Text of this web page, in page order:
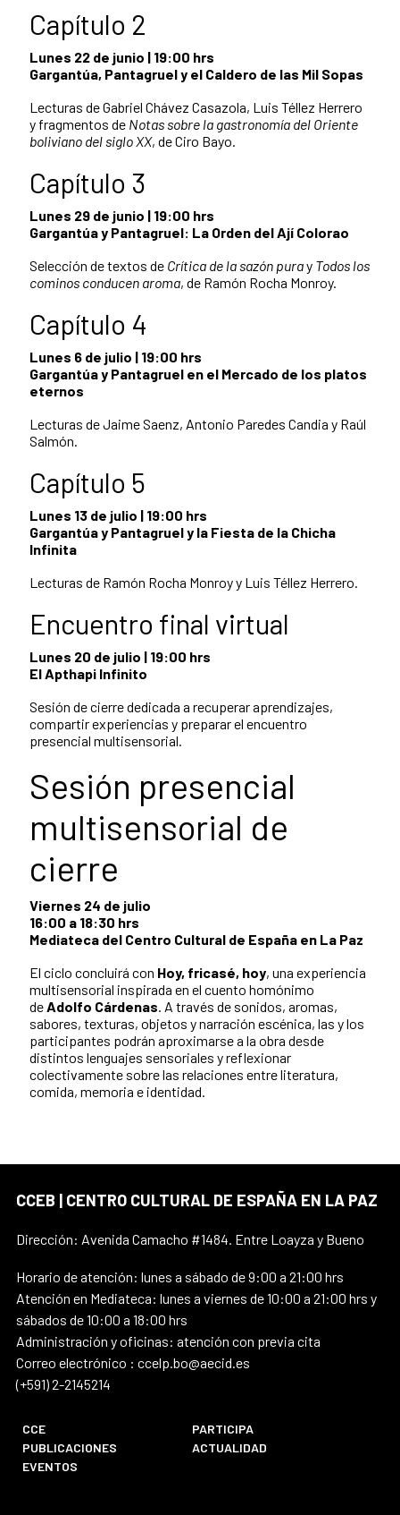
Capítulo 2
Lunes 22 de junio | 19:00 hrs
Gargantúa, Pantagruel y el Caldero de las Mil Sopas
Lecturas de Gabriel Chávez Casazola, Luis Téllez Herrero
y fragmentos de Notas sobre la gastronomía del Oriente
boliviano del siglo XX, de Ciro Bayo.
Capítulo 3
Lunes 29 de junio | 19:00 hrs
Gargantúa y Pantagruel: La Orden del Ají Colorao
Selección de textos de Crítica de la sazón puray Todos los
cominos conducen aroma, de Ramón Rocha Monroy.
Capítulo 4
Lunes 6 de julio | 19:00 hrs
Gargantúa y Pantagruel en el Mercado de los platos
eternos
Lecturas de Jaime Saenz, Antonio Paredes Candia y Raúl
Salmón.
Capítulo 5
Lunes 13 de julio | 19:00 hrs
Gargantúa y Pantagruel y la Fiesta de la Chicha
Infinita
Lecturas de Ramón Rocha Monroy y Luis Téllez Herrero.
Encuentro final virtual
Lunes 20 de julio | 19:00 hrs
El Apthapi Infinito
Sesión de cierre dedicada a recuperar aprendizajes,
compartir experiencias y preparar el encuentro
presencial multisensorial.
Sesión presencial
multisensorial de
cierre
Viernes 24 de julio
16:00 a 18:30 hrs
Mediateca del Centro Cultural de España en La Paz
El ciclo concluirá con Hoy, fricasé, hoy, una experiencia
multisensorial inspirada en el cuento homónimo
deAdolfo Cárdenas. A través de sonidos, aromas,
sabores, texturas, objetos y narración escénica, las y los
participantes podrán aproximarse a la obra desde
distintos lenguajes sensoriales y reflexionar
colectivamente sobre las relaciones entre literatura,
comida, memoria e identidad.
CCEB | CENTRO CULTURAL DE ESPAÑA EN LA PAZ
Dirección: Avenida Camacho #1484. Entre Loayza y Bueno
Horario de atención: lunes a sábado de 9:00 a 21:00 hrs
Atención en Mediateca: lunes a viernes de 10:00 a 21:00 hrs y
sábados de 10:00 a 18:00 hrs
Administración y oficinas: atención con previa cita
Correo electrónico : ccelp.bo@aecid.es
(+591) 2-2145214
CCE
PARTICIPA
PUBLICACIONES
ACTUALIDAD
EVENTOS